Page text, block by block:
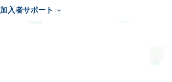
加入者サポート